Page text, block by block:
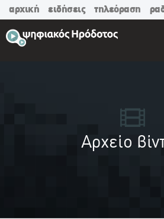
αρχική ειδήσεις τηλεόραση
Αρχείο